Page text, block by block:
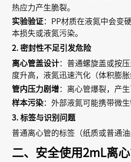
热应力产生脆裂。
实验验证：PP材质在液氮中会变
本损失或液氮污染。
2. 密封性不足引发危险
离心管盖设计：普通螺旋盖或按
度升高，液氮迅速汽化（体积膨
管内压力剧增 ：离心管爆裂，产
样本污染：外部液氮可能携带微
3. 标签与识别问题
普通离心管的标签（纸质或普通
二、安全使用2mL离